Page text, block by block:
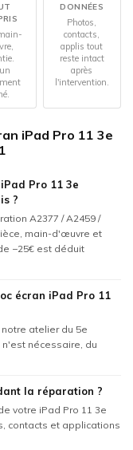
DONNÉES
Photos,
contacts,
applis tout
reste intact
après
l'intervention.
iPad Pro 11 3e
Pro 11 3e
?
A2377 / A2459 /
main-d'œuvre et
−25€ est déduit
écran iPad Pro 11
atelier du 5e
nécessaire, du
la réparation ?
votre iPad Pro 11 3e
contacts et applications